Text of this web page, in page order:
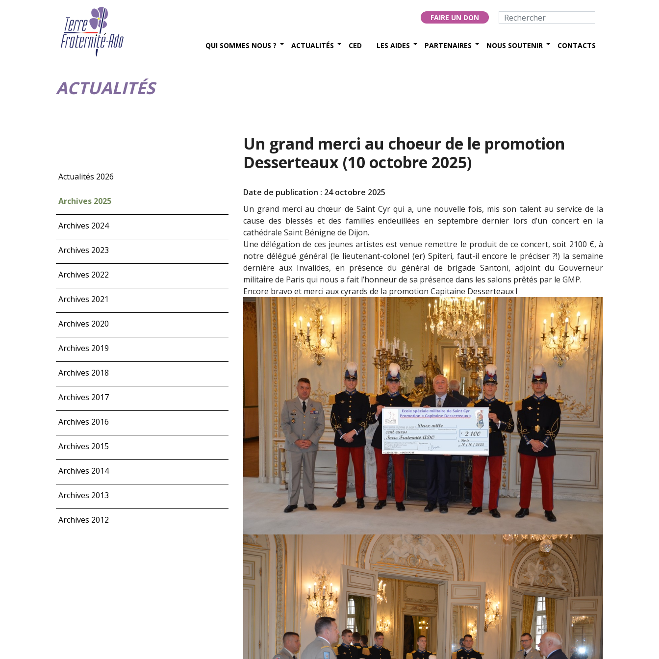
FAIRE UN DON
QUI SOMMES NOUS ? ACTUALITÉS CED LES AIDES PARTENAIRES NOUS SOUTENIR CONTACTS
ACTUALITÉS
Actualités 2026
Archives 2025
Archives 2024
Archives 2023
Archives 2022
Archives 2021
Archives 2020
Archives 2019
Archives 2018
Archives 2017
Archives 2016
Archives 2015
Archives 2014
Archives 2013
Archives 2012
Un grand merci au choeur de le promotion
Desserteaux (10 octobre 2025)
Date de publication : 24 octobre 2025
Un grand merci au chœur de Saint Cyr qui a, une nouvelle fois, mis son talent au service de la
cause des blessés et des familles endeuillées en septembre dernier lors d’un concert en la
cathédrale Saint Bénigne de Dijon.
Une délégation de ces jeunes artistes est venue remettre le produit de ce concert, soit 2100 €, à
notre délégué général (le lieutenant-colonel (er) Spiteri, faut-il encore le préciser ?!) la semaine
dernière aux Invalides, en présence du général de brigade Santoni, adjoint du Gouverneur
militaire de Paris qui nous a fait l’honneur de sa présence dans les salons prêtés par le GMP.
Encore bravo et merci aux cyrards de la promotion Capitaine Desserteaux !